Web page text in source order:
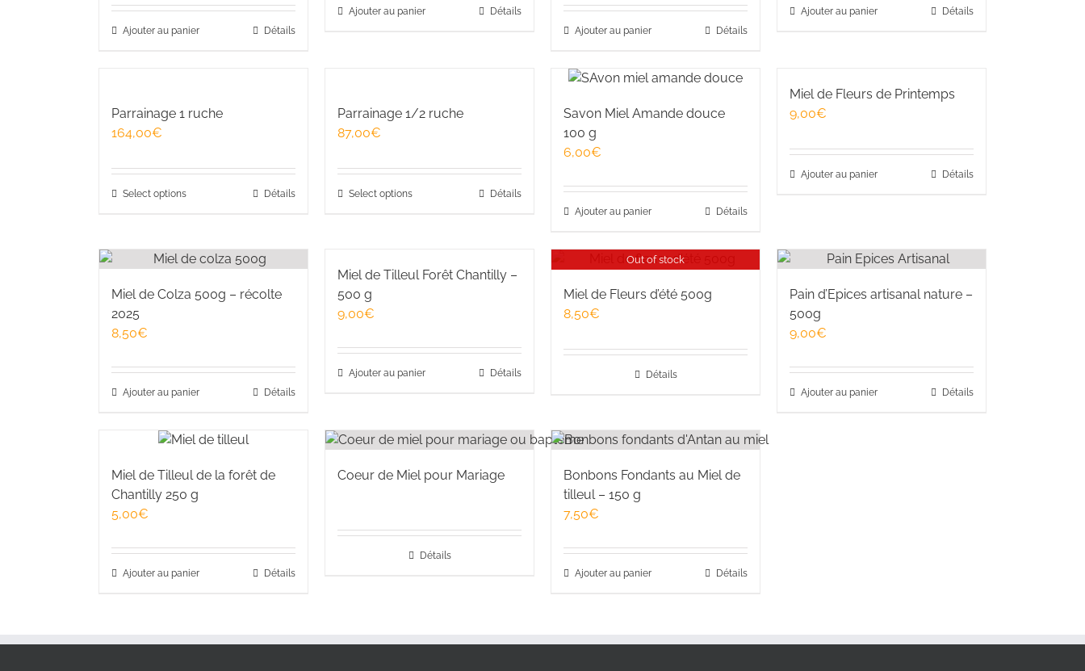
Ajouter au panier Détails
Ajouter au panier Détails
Ajouter au panier Détails
Ajouter au panier Détails
Parrainage 1 ruche
164,00€
Select options Détails
Parrainage 1/2 ruche
87,00€
Select options Détails
Savon Miel Amande douce
100 g
6,00€
Ajouter au panier Détails
Miel de Fleurs de Printemps
9,00€
Ajouter au panier Détails
Miel de Colza 500g – récolte
2025
8,50€
Ajouter au panier Détails
Miel de Tilleul Forêt Chantilly –
500 g
9,00€
Ajouter au panier Détails
Out of stock
Miel de Fleurs d’été 500g
8,50€
Détails
Pain d’Epices artisanal nature –
500g
9,00€
Ajouter au panier Détails
Miel de Tilleul de la forêt de
Chantilly 250 g
5,00€
Ajouter au panier Détails
Coeur de Miel pour Mariage
Détails
Bonbons Fondants au Miel de
tilleul – 150 g
7,50€
Ajouter au panier Détails